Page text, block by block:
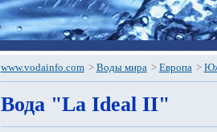
www.vodainfo.com > Воды мира > Европа >
Вода "La Ideal II"